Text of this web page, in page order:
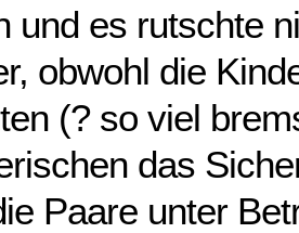
und es rutschte
obwohl die
(? so viel
das
Paare unter